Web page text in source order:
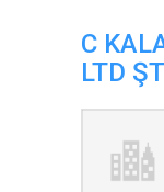
C
LTD